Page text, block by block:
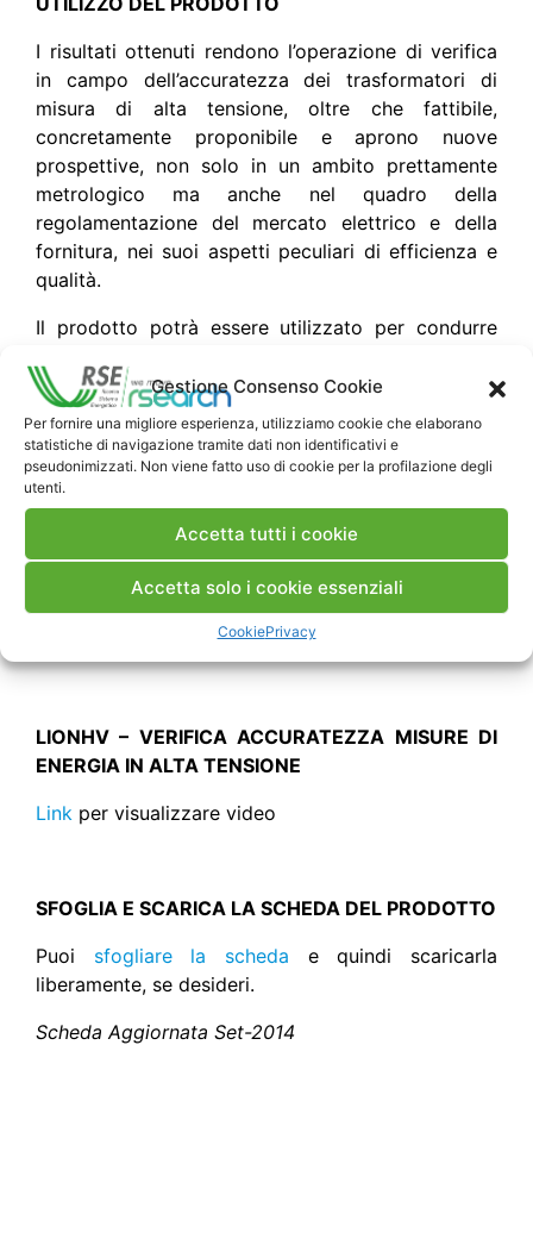
Gestione Consenso Cookie
Per fornire una migliore esperienza, utilizziamo cookie che elaborano
statistiche di navigazione tramite dati non identificativi e
pseudonimizzati. Non viene fatto uso di cookie per la profilazione degli
utenti.
Accetta tutti i cookie
Accetta solo i cookie essenziali
CookiePrivacy
I risultati ottenuti rendono l’operazione di verifica
in campo dell’accuratezza dei trasformatori di
misura di alta tensione, oltre che fattibile,
concretamente proponibile e aprono nuove
prospettive, non solo in un ambito prettamente
metrologico ma anche nel quadro della
regolamentazione del mercato elettrico e della
fornitura, nei suoi aspetti peculiari di efficienza e
qualità.
Il prodotto potrà essere utilizzato per condurre
l’applicazione in impianti in cui si profilano
esigenze concrete di verifica. In questo modo si
potranno fornire risultati concreti all’intera filiera
elettrica (Produttori, TSO, DSO e Regolatori), per
valutare l’affidabilità delle misure effettuate sulla
rete T&D, con possibili ricadute a livello regolatorio
e normativo, sia nazionale che internazionale,
tenendo presente il dibattito in corso in ambito UE
sull’estensione della MID (Measurement
Instruments Directive) ai trasformatori di misura.
LIONHV – VERIFICA ACCURATEZZA MISURE DI
ENERGIA IN ALTA TENSIONE
Link per visualizzare video
SFOGLIA E SCARICA LA SCHEDA DEL PRODOTTO
Puoi sfogliare la scheda e quindi scaricarla
liberamente, se desideri.
Scheda Aggiornata Set-2014